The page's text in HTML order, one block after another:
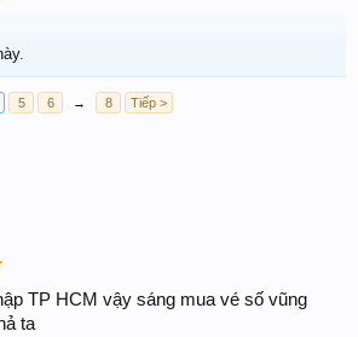
5 6 → 8 Tiếp >
TP HCM vậy sáng mua vé số vũng
ta